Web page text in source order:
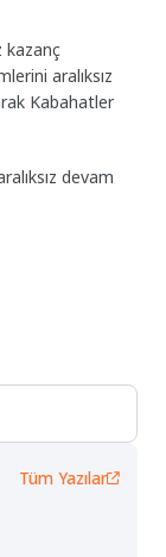
kazanç
aralıksız
Kabahatler
devam
Tüm Yazılar